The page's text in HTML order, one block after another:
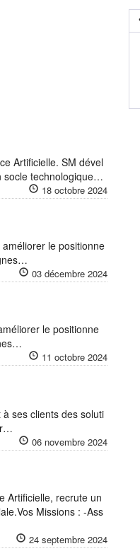
Artificielle. SM dével
socle technologique…
18 octobre 2024
le positionne
03 décembre 2024
le positionne
11 octobre 2024
ses clients des soluti
06 novembre 2024
Artificielle, recrute un
Missions : -Ass
24 septembre 2024